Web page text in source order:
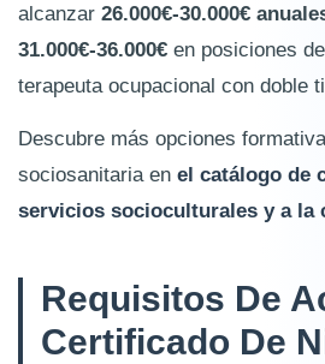
alcanzar 26.000€-30.000€
31.000€-36.000€ en posiciones
terapeuta ocupacional con doble
Descubre más opciones
sociosanitaria en el catálogo de
servicios socioculturales y a la
Requisitos De
Certificado De